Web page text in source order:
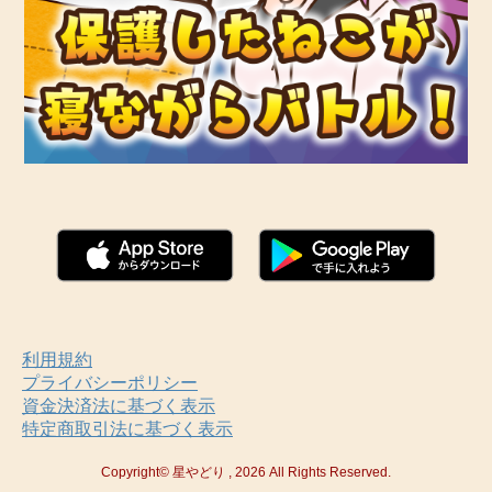
利用規約
プライバシーポリシー
資金決済法に基づく表示
特定商取引法に基づく表示
Copyright© 星やどり , 2026 All Rights Reserved.